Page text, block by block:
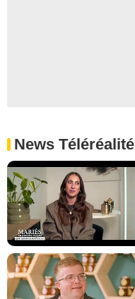
News Téléréalité